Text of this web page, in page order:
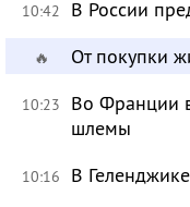
10:42 В России
🔥 От покупки
10:23
Во Франции
шлемы
10:16 В